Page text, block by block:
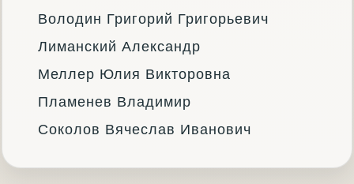
Володин Григорий Григорьевич
Лиманский Александр
Меллер Юлия Викторовна
Пламенев Владимир
Соколов Вячеслав Иванович